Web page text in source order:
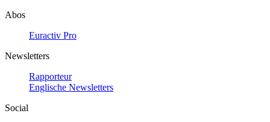
Abos
Euractiv Pro
Newsletters
Rapporteur
Englische Newsletters
Social